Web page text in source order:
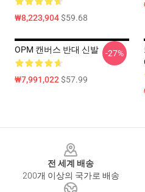
₩8,223,904$59.68
OPM 캔버스 반대 신발
₩7,991,022$57.99
-27%
전 세계 배송
200개 이상의 국가로 배송